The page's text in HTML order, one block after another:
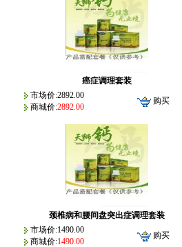
癌症调理套装
市场价:2892.00
购买
商城价:2892.00
颈椎病和腰间盘突出症调理套装
市场价:1490.00
购买
商城价:1490.00